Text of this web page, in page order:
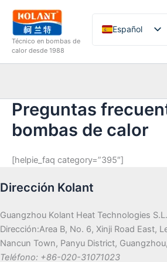
contenido
Técnico en bombas de
calor desde 1988
Español
English
Italian
Russian
Portuguese
Preguntas
bombas de calor
[helpie_faq category=”395″]
Dirección Kolant
Guangzhou Kolant Heat Technologies S.L.
Dirección:Area B, No. 6, Xinji Road East,
Nancun Town, Panyu District,
Teléfono: +86-020-31071023